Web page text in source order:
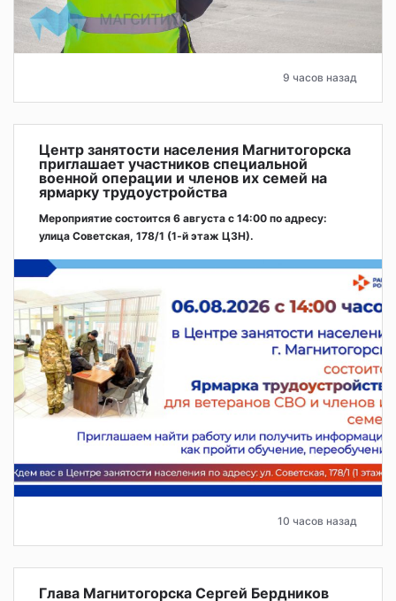
9 часов назад
Центр занятости населения Магнитогорска
приглашает участников специальной
военной операции и членов их семей на
ярмарку трудоустройства
Мероприятие состоится 6 августа с 14:00 по адресу:
улица Советская, 178/1 (1‑й этаж ЦЗН).
10 часов назад
Глава Магнитогорска Сергей Бердников